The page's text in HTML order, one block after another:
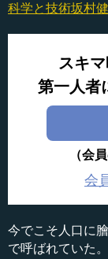
科学と技術坂村健
スキ
第一人者
（会
会
今でこそ人口に
で呼ばれていた